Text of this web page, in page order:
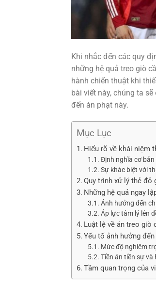
Khi nhắc đến các quy
những hệ quả treo giò
hành chiến thuật khi
bài viết này, chúng ta
đến án phạt này.
Mục Lục
Hiểu rõ về khái niệm
Định nghĩa cơ bản
Sự khác biệt với
Quy trình xử lý thẻ đỏ
Những hệ quả ngay
Ảnh hưởng đến
Áp lực tâm lý lên
Luật lệ về án treo giò
Yếu tố ảnh hưởng
Mức độ nghiêm
Tiền án tiền sự và
Tầm quan trọng của